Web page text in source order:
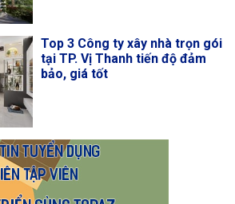
Top 3 Công ty xây nhà trọn gói
tại TP. Vị Thanh tiến độ đảm
bảo, giá tốt